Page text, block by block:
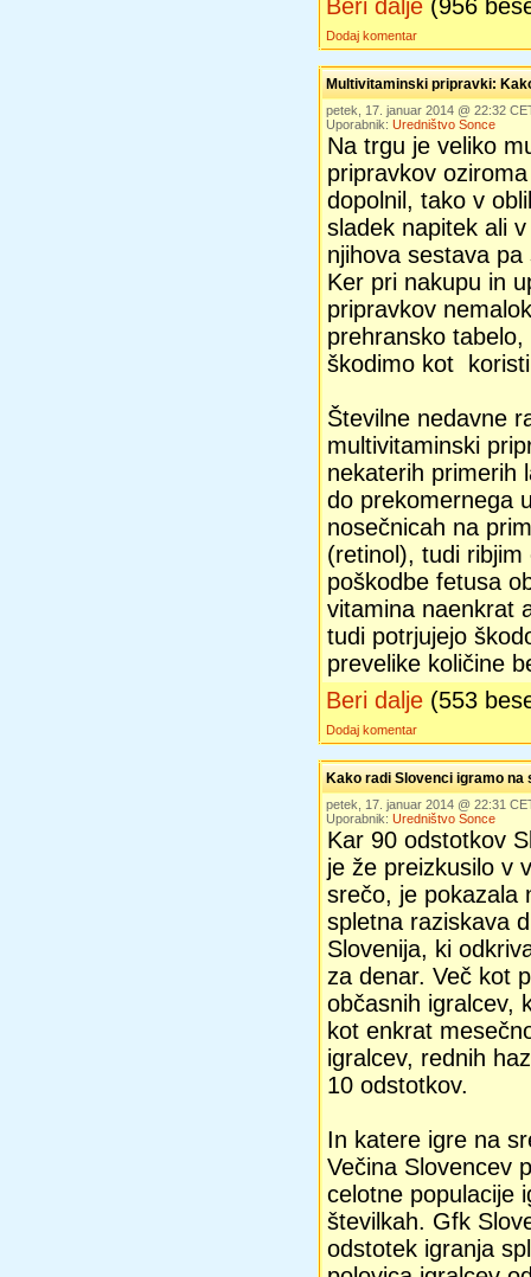
Beri dalje (956
Dodaj komentar
Multivitaminski pripravki:
petek, 17. januar 2014 @ 22:32
Uporabnik: Uredništvo Sonce
Na trgu je veliko
pripravkov
dopolnil, tako v
sladek napitek ali
njihova sestava
Ker pri nakupu in
pripravkov
prehransko
škodimo kot
Številne nedavne
multivitaminski
nekaterih primerih
do prekomernega
nosečnicah na
(retinol), tudi
poškodbe fetusa
vitamina naenkrat
tudi potrjujejo
prevelike količine
Beri dalje (553
Dodaj komentar
Kako radi Slovenci igramo na
petek, 17. januar 2014 @ 22:31
Uporabnik: Uredništvo Sonce
Kar 90 odstotkov
je že preizkusilo v
srečo, je pokazala
spletna raziskava
Slovenija, ki
za denar. Več kot
občasnih igralcev,
kot enkrat
igralcev, rednih
10 odstotkov.
In katere igre na
Večina Slovencev
celotne populacije
številkah. Gfk
odstotek igranja